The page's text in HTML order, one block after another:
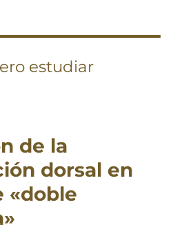
estudiar
de la
dorsal en
«doble